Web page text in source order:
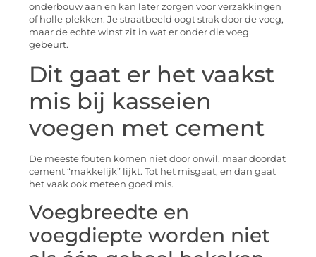
onderbouw aan en kan later zorgen voor verzakkingen
of holle plekken. Je straatbeeld oogt strak door de voeg,
maar de echte winst zit in wat er onder die voeg
gebeurt.
Dit gaat er het vaakst
mis bij kasseien
voegen met cement
De meeste fouten komen niet door onwil, maar doordat
cement “makkelijk” lijkt. Tot het misgaat, en dan gaat
het vaak ook meteen goed mis.
Voegbreedte en
voegdiepte worden niet